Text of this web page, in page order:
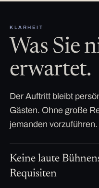
KLARHEIT
Was Sie
erwartet.
Der Auftritt bleibt
Gästen. Ohne große
jemanden vorzuführen.
Keine laute
Requisiten